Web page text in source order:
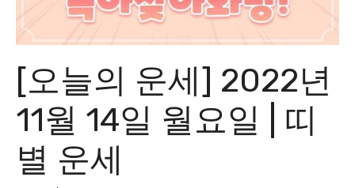
[오늘의 운세] 2022년
11월 14일 월요일 | 띠
별 운세